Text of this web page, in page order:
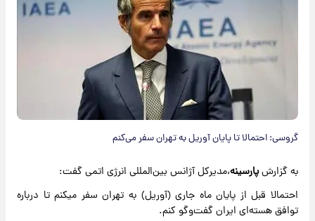
گروسی: احتمالا تا پایان آوریل به تهران سفر می‌کنم
به گزارشپارسینه،مدیرکل آژانس بین‌المللی انرژی اتمی گفت:
احتمالا قبل از پایان ماه جاری (آوریل) به تهران سفر میکنم تا درباره
توافق هسته‌ای ایران گفت‌وگو کنم.